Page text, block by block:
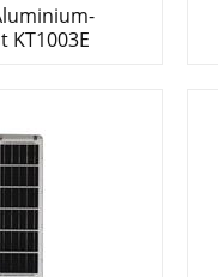
KT1003E